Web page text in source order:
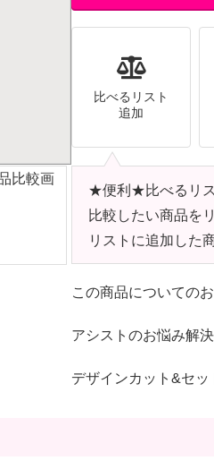
比べるリスト
追加
★便利★比べるリ
比較したい商品を
リストに追加した
この商品についての
アシストのお悩み解
デザインカット&セッ